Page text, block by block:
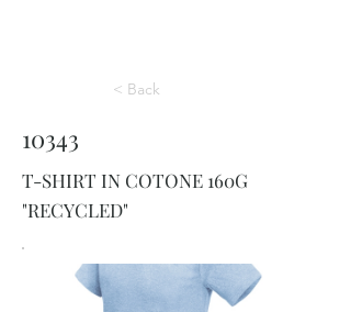
< Back
10343
T-SHIRT IN COTONE 160G
"RECYCLED"